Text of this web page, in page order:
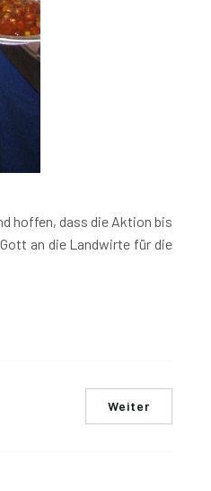
hoffen, dass die Aktion bis
an die Landwirte für die
Weiter